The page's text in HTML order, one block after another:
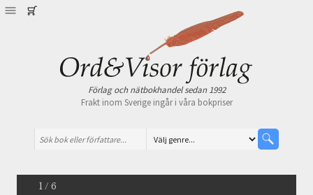
Förlag och nätbokhandel sedan 1992
Frakt inom Sverige ingår i våra bokpriser
1 / 6